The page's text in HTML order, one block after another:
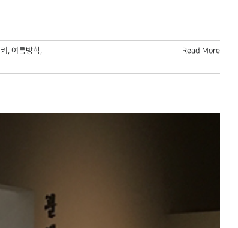
, 여름방학,
Read More